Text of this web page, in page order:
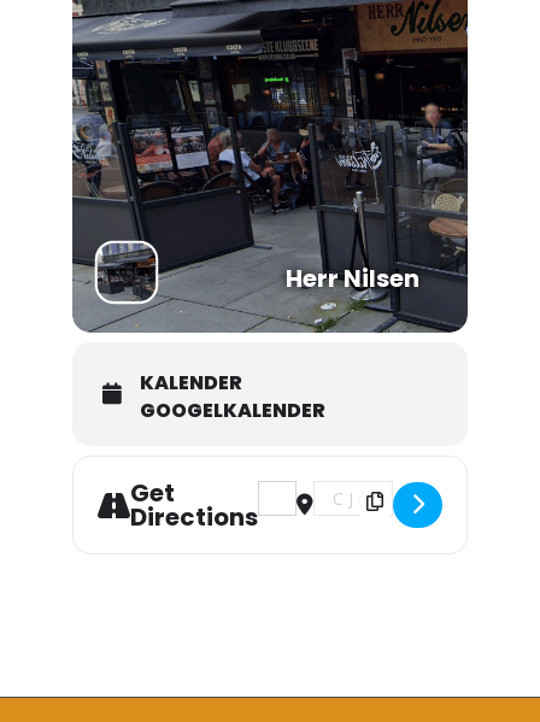
Herr Nilsen
KALENDER
GOOGELKALENDER
Get
Directions
Address - A Tonic For the Troops -
Destination Address - A